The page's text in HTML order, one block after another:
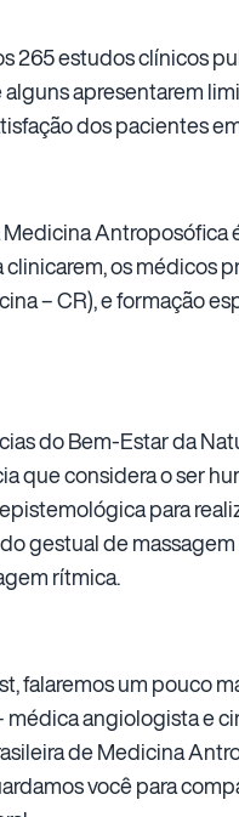
265 estudos clínicos
alguns apresentarem
dos pacientes
Antroposófica
clinicarem, os médicos
– CR), e formação
do Bem-Estar da
que considera o ser
para
gestual de
rítmica.
falaremos um pouco
médica angiologista e
de Medicina
você para